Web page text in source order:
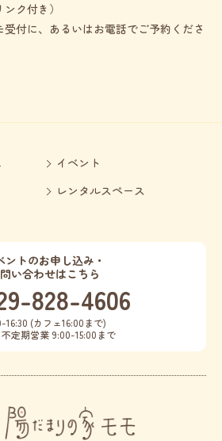
ク付き）
付に、あるいはお電話でご予約くださ
イベント
レンタルスペース
ントのお申し込み・
い合わせはこちら
828-4606
16:30 (カフェ16:00まで)
定期営業 9:00-15:00まで